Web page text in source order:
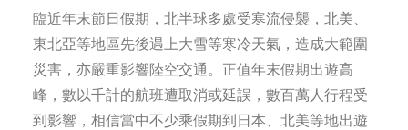
臨近年末節日假期，北半球多處受寒流侵襲，北美、
東北亞等地區先後遇上大雪等寒冷天氣，造成大範圍
災害，亦嚴重影響陸空交通。正值年末假期出遊高
峰，數以千計的航班遭取消或延誤，數百萬人行程受
到影響，相信當中不少乘假期到日本、北美等地出遊